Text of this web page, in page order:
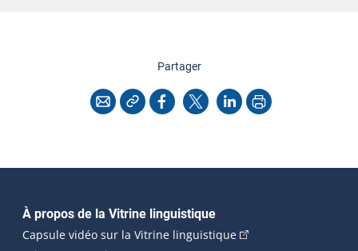
Partagercette page
CourrielCopier l'adresse
Facebook
X LinkedInImprimer
Navigation principale
À propos de la Vitrine linguistique
Capsule vidéo sur la Vitrine linguistique(Cet hyperlien